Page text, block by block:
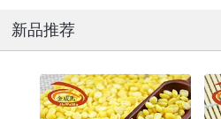
新品推荐